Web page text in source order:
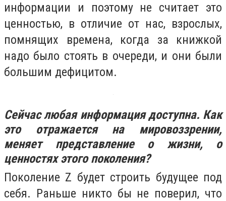
информации и поэтому не считает это
ценностью, в отличие от нас, взрослых,
помнящих времена, когда за книжкой
надо было стоять в очереди, и они были
большим дефицитом.
Сейчас любая информация доступна. Как
это отражается на мировоззрении,
меняет представление о жизни, о
ценностях этого поколения?
Поколение Z будет строить будущее под
себя. Раньше никто бы не поверил, что